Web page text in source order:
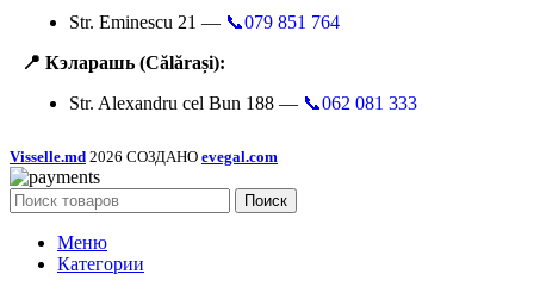
Str. Eminescu 21 — 📞079 851 764
📍 Кэларашь (Călărași):
Str. Alexandru cel Bun 188 — 📞062 081 333
Visselle.md 2026 СОЗДАНО evegal.com
Поиск
Меню
Категории